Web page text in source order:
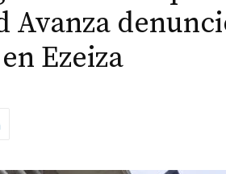
Ezeiza